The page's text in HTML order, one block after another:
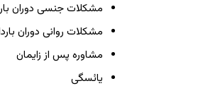
مشکلات جنسی دوران
مشکلات روانی دوران
مشاوره پس از زایمان
یائسگی